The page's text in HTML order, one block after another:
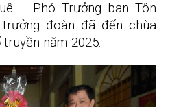
– Phó Trưởng ban Tôn
đoàn đã đến chùa
năm 2025.